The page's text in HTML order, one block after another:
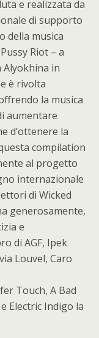
e realizzata da
di supporto
della musica
Riot – a
Alyokhina in
è rivolta
la musica
aumentare
d’ottenere la
compilation
al progetto
internazionale
di Wicked
generosamente,
e
di AGF, Ipek
Louvel, Caro
Touch, A Bad
Electric Indigo la